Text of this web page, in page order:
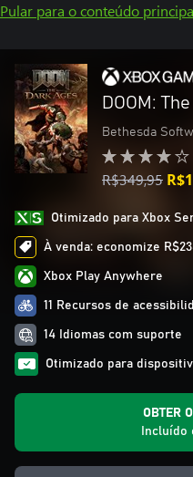
Pular para o conteúdo
DOOM:
Bethesda
R$349,95
Otimizado para Xbox
À venda: economize
Xbox Play Anywhere
11 Recursos de
14 Idiomas com suporte
Otimizado para
OBTER
Incluído